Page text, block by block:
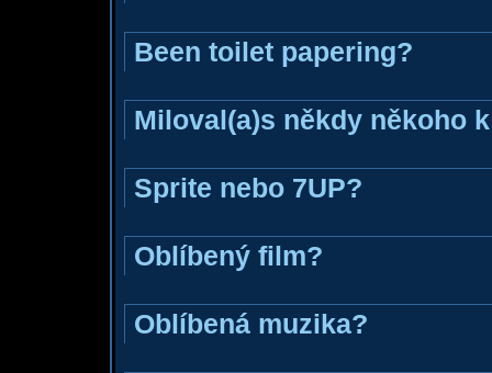
Been toilet papering?
Miloval(a)s někdy někoho
Sprite nebo 7UP?
Oblíbený film?
Oblíbená muzika?